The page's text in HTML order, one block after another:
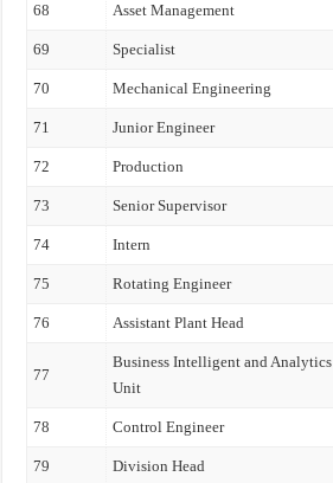
68 Asset Management
69 Specialist
70 Mechanical Engineering
71 Junior Engineer
72 Production
73 Senior Supervisor
74 Intern
75 Rotating Engineer
76 Assistant Plant Head
77
Business Intelligent and Analytics
Unit
78 Control Engineer
79 Division Head